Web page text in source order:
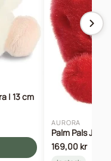
| 13 cm
AURORA
Palm Pals
169,00 kr